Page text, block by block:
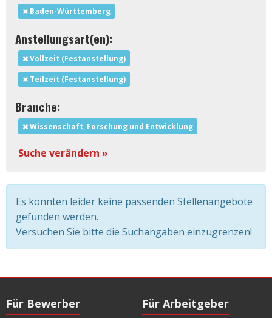
Baden-Württemberg
Anstellungsart(en):
Vollzeit (Festanstellung)
Teilzeit (Festanstellung)
Branche:
Wissenschaft, Forschung und Entwicklung
Suche verändern »
Es konnten leider keine passenden Stellenangebote
gefunden werden.
Versuchen Sie bitte die Suchangaben einzugrenzen!
Für Bewerber Für Arbeitgeber